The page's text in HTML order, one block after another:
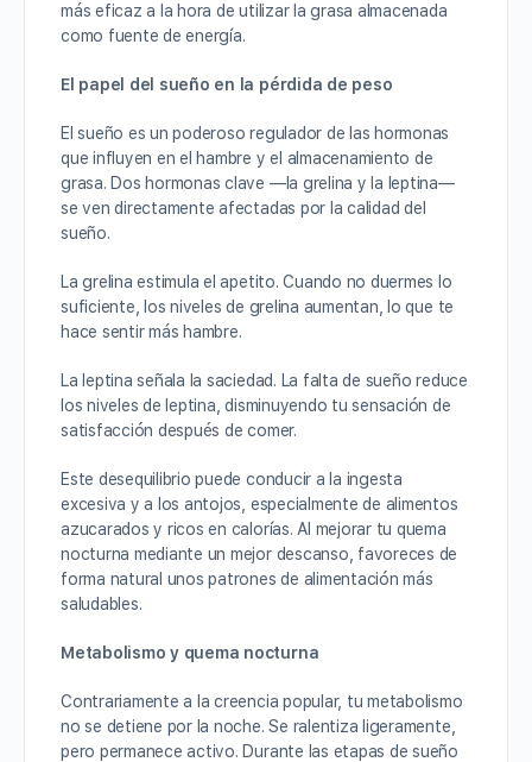
más eficaz a la hora de utilizar la grasa almacenada
como fuente de energía.
El papel del sueño en la pérdida de peso
El sueño es un poderoso regulador de las hormonas
que influyen en el hambre y el almacenamiento de
grasa. Dos hormonas clave —la grelina y la leptina—
se ven directamente afectadas por la calidad del
sueño.
La grelina estimula el apetito. Cuando no duermes lo
suficiente, los niveles de grelina aumentan, lo que te
hace sentir más hambre.
La leptina señala la saciedad. La falta de sueño reduce
los niveles de leptina, disminuyendo tu sensación de
satisfacción después de comer.
Este desequilibrio puede conducir a la ingesta
excesiva y a los antojos, especialmente de alimentos
azucarados y ricos en calorías. Al mejorar tu quema
nocturna mediante un mejor descanso, favoreces de
forma natural unos patrones de alimentación más
saludables.
Metabolismo y quema nocturna
Contrariamente a la creencia popular, tu metabolismo
no se detiene por la noche. Se ralentiza ligeramente,
pero permanece activo. Durante las etapas de sueño